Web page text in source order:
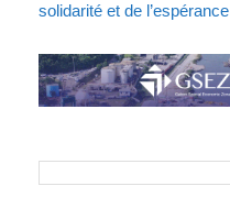
solidarité et de l’espérance